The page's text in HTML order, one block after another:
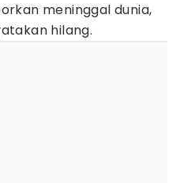
meninggal dunia,
hilang.